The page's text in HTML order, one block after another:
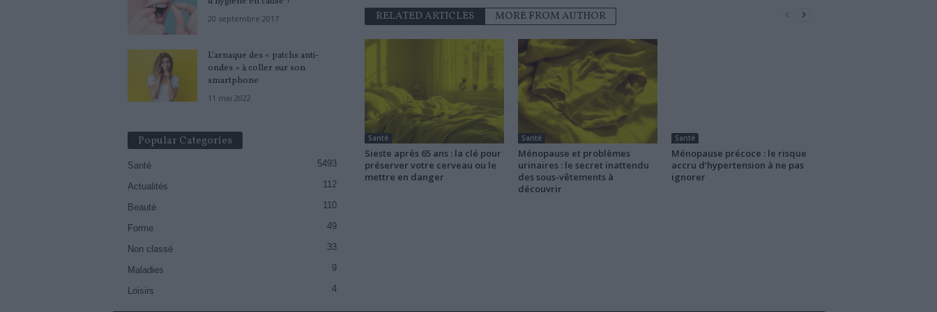
RELATED ARTICLES MORE FROM AUTHOR
Santé
Sieste après 65 ans : la clé pour
préserver votre cerveau ou le
mettre en danger
Santé
Ménopause et problèmes
urinaires : le secret inattendu
des sous-vêtements à
découvrir
Santé
Ménopause précoce : le risque
accru d’hypertension à ne pas
ignorer
20 septembre 2017
L’arnaque des « patchs anti-
ondes » à coller sur son
smartphone
11 mai 2022
Popular Categories
Santé 5493
Actualités 112
Beauté 110
Forme 49
Non classé 33
Maladies 9
Loisirs 4